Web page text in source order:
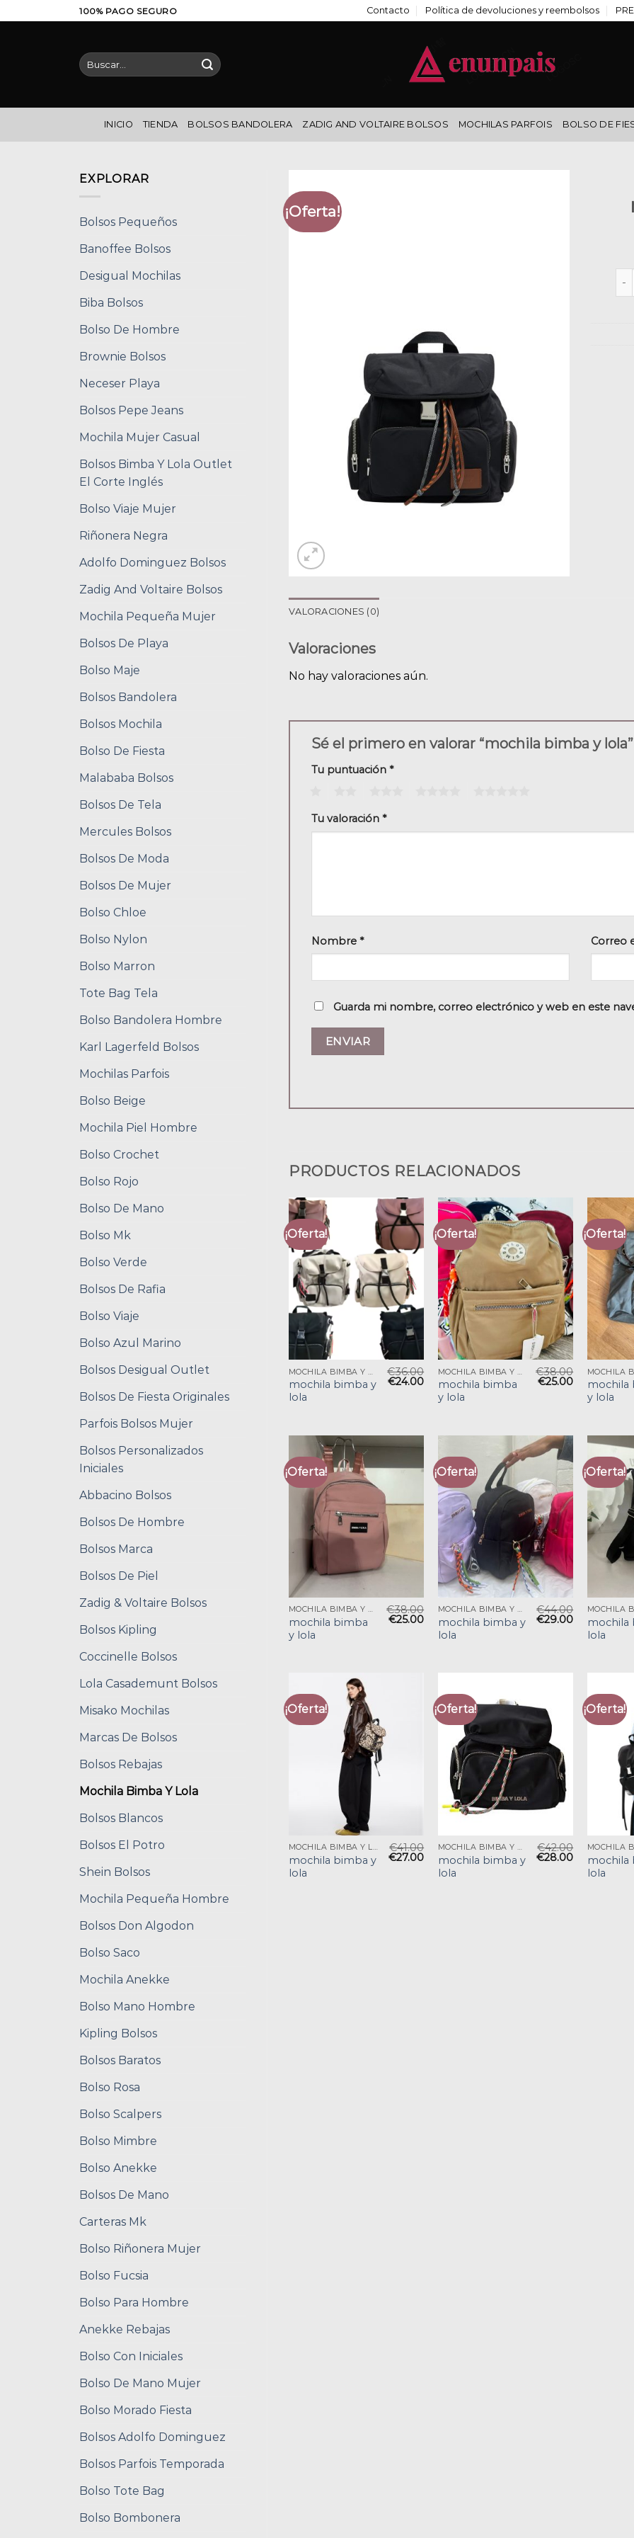
al
100% PAGO SEGURO Contacto Política de devoluciones y reembolsos
Buscar
por:
INICIO TIENDA BOLSOS BANDOLERA ZADIG AND VOLTAIRE BOLSOS MOCHILAS PARFOIS BOLSO DE
EXPLORAR
Bolsos Pequeños
Banoffee Bolsos
Desigual Mochilas
Biba Bolsos
Bolso De Hombre
Brownie Bolsos
Neceser Playa
Bolsos Pepe Jeans
Mochila Mujer Casual
Bolsos Bimba Y Lola Outlet
El Corte Inglés
Bolso Viaje Mujer
Riñonera Negra
Adolfo Dominguez Bolsos
Zadig And Voltaire Bolsos
Mochila Pequeña Mujer
Bolsos De Playa
Bolso Maje
Bolsos Bandolera
Bolsos Mochila
Bolso De Fiesta
Malababa Bolsos
Bolsos De Tela
Mercules Bolsos
Bolsos De Moda
Bolsos De Mujer
Bolso Chloe
Bolso Nylon
Bolso Marron
Tote Bag Tela
Bolso Bandolera Hombre
Karl Lagerfeld Bolsos
Mochilas Parfois
Bolso Beige
Mochila Piel Hombre
Bolso Crochet
Bolso Rojo
Bolso De Mano
Bolso Mk
Bolso Verde
Bolsos De Rafia
Bolso Viaje
Bolso Azul Marino
Bolsos Desigual Outlet
Bolsos De Fiesta Originales
Parfois Bolsos Mujer
Bolsos Personalizados
Iniciales
Abbacino Bolsos
Bolsos De Hombre
Bolsos Marca
Bolsos De Piel
Zadig & Voltaire Bolsos
Bolsos Kipling
Coccinelle Bolsos
Lola Casademunt Bolsos
Misako Mochilas
Marcas De Bolsos
Bolsos Rebajas
Mochila Bimba Y Lola
Bolsos Blancos
Bolsos El Potro
Shein Bolsos
Mochila Pequeña Hombre
Bolsos Don Algodon
Bolso Saco
Mochila Anekke
Bolso Mano Hombre
Kipling Bolsos
Bolsos Baratos
Bolso Rosa
Bolso Scalpers
Bolso Mimbre
Bolso Anekke
Bolsos De Mano
Carteras Mk
Bolso Riñonera Mujer
Bolso Fucsia
Bolso Para Hombre
Anekke Rebajas
Bolso Con Iniciales
Bolso De Mano Mujer
Bolso Morado Fiesta
Bolsos Adolfo Dominguez
Bolsos Parfois Temporada
Bolso Tote Bag
Bolso Bombonera
¡Oferta!
VALORACIONES (0)
Valoraciones
No hay valoraciones aún.
Sé el primero en valorar “mochila bimba y lola”
Tu puntuación *
Tu valoración *
Nombre * Correo
Guarda mi nombre, correo electrónico y web en este
PRODUCTOS RELACIONADOS
¡Oferta!
mochila bimba y
lola
€36.00
€24.00
¡Oferta!
mochila bimba
y lola
€38.00
€25.00
¡Oferta!
mochila
y lola
¡Oferta!
MOCHILA BIMBA Y LOLA
mochila bimba
y lola
€38.00
€25.00
¡Oferta!
MOCHILA BIMBA Y LOLA
mochila bimba y
lola
€44.00
€29.00
¡Oferta!
mochila
lola
¡Oferta!
MOCHILA BIMBA Y LOLA
mochila bimba y
lola
€41.00
€27.00
¡Oferta!
MOCHILA BIMBA Y LOLA
mochila bimba y
lola
€42.00
€28.00
¡Oferta!
mochila
lola